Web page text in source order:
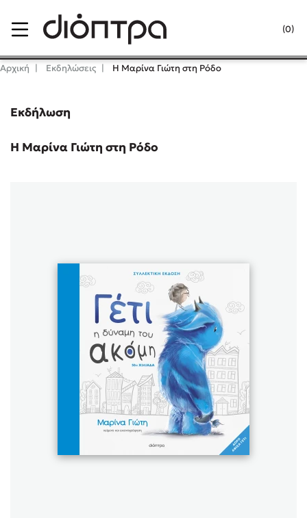
(0)
Κλείσιμο
Δημοφιλή Βιβλία
Lidia Branković
Χάρης Πολίτης
Καθρέφτης
Sebastian Fitzek
Playlist
Αρχική Εκδηλώσεις Η Μαρίνα Γιώτη στη Ρόδο
Εκδήλωση
Η Μαρίνα Γιώτη στη Ρόδο